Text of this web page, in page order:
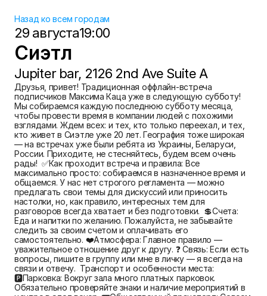
29 августа19:00
Сиэтл
Jupiter bar, 2126 2nd Ave Suite A
Друзья, привет! Традиционная оффлайн-встреча
подписчиков Максима Каца уже в следующую субботу!
Мы собираемся каждую последнюю субботу месяца,
чтобы провести время в компании людей с похожими
взглядами. Ждем всех: и тех, кто только переехал, и тех,
кто живет в Сиэтле уже 20 лет. География тоже широкая
— на встречах уже были ребята из Украины, Беларуси,
России. Приходите, не стесняйтесь, будем всем очень
рады!  ✅Как проходит встреча и правила: Все
максимально просто: собираемся в назначенное время и
общаемся. У нас нет строгого регламента — можно
предлагать свои темы для дискуссий или приносить
настолки, но, как правило, интересных тем для
разговоров всегда хватает и без подготовки.  💲Счета:
Еда и напитки по желанию. Пожалуйста, не забывайте
следить за своим счетом и оплачивать его
самостоятельно. ❤️Атмосфера: Главное правило —
уважительное отношение друг к другу. ❓ Связь: Если есть
вопросы, пишите в группу или мне в личку — я всегда на
связи и отвечу.  Транспорт и особенности места:
🅿️Парковка: Вокруг зала много платных парковок.
Обязательно проверяйте знаки и наличие мероприятий в
Назад ко всем городам